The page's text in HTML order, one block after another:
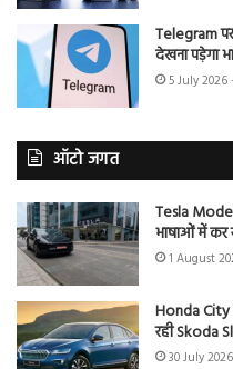
Telegram
देखना पड़ेगा
5 July 2026
ऑटो जगत
Tesla
भाषाओं में कर
1 August
Honda
रही Skoda
30 July